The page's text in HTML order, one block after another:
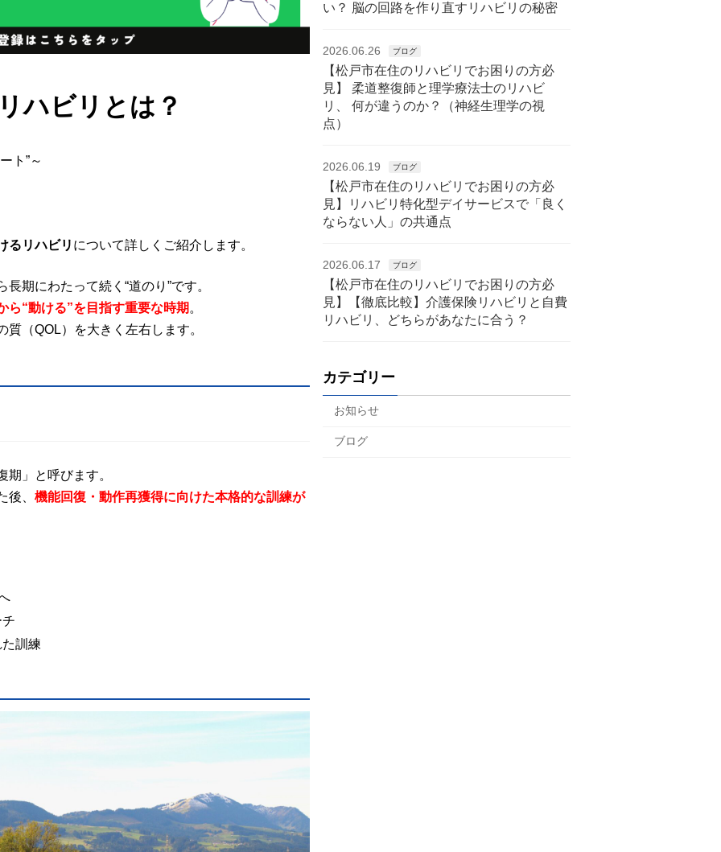
ハビリとは？
ト”～
るリハビリ について詳しくご紹介します。
期にわたって続く“道のり”です。
ら“動ける”を目指す重要な時期 。
（QOL）を大きく左右します。
期」と呼びます。
後、 機能回復・動作再獲得に向けた本格的な訓練が
訓練
い？ 脳の回路を作り直すリハビリの秘密
2026.06.26 ブログ
【松戸市在住のリハビリでお困りの方必
見】 柔道整復師と理学療法士のリハビ
リ、 何が違うのか？（神経生理学の視
点）
2026.06.19 ブログ
【松戸市在住のリハビリでお困りの方必
見】リハビリ特化型デイサービスで「良く
ならない人」の共通点
2026.06.17 ブログ
【松戸市在住のリハビリでお困りの方必
見】【徹底比較】介護保険リハビリと自費
リハビリ、どちらがあなたに合う？
カテゴリー
お知らせ
ブログ